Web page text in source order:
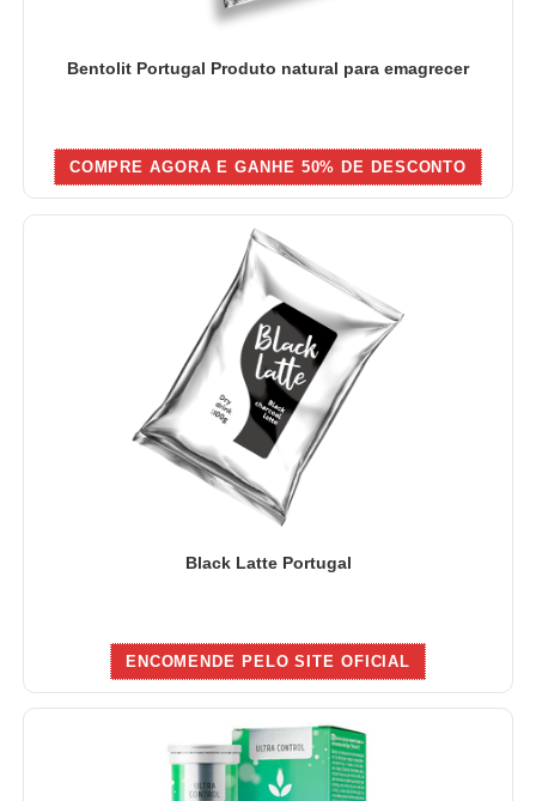
Bentolit Portugal Produto natural para emagrecer
COMPRE AGORA E GANHE 50% DE DESCONTO
Black Latte Portugal
ENCOMENDE PELO SITE OFICIAL